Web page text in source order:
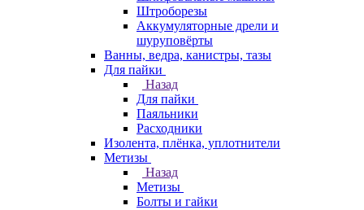
Штроборезы
Аккумуляторные дрели и
шуруповёрты
Ванны, ведра, канистры, тазы
Для пайки
Назад
Для пайки
Паяльники
Расходники
Изолента, плёнка, уплотнители
Метизы
Назад
Метизы
Болты и гайки